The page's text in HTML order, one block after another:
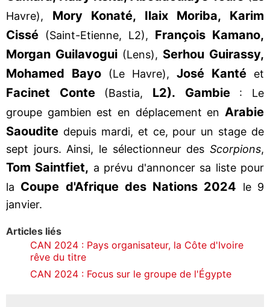
Havre), Mory Konaté, Ilaix Moriba, Karim
Cissé (Saint-Etienne, L2), François Kamano,
Morgan Guilavogui (Lens), Serhou Guirassy,
Mohamed Bayo (Le Havre), José Kanté et
Facinet Conte(Bastia, L2). Gambie: Le
groupe gambien est en déplacement en Arabie
Saoudite depuis mardi, et ce, pour un stage de
sept jours. Ainsi, le sélectionneur des Scorpions,
Tom Saintfiet, a prévu d'annoncer sa liste pour
la Coupe d'Afrique des Nations 2024 le 9
janvier.
Articles liés
CAN 2024 : Pays organisateur, la Côte d'Ivoire
rêve du titre
CAN 2024 : Focus sur le groupe de l'Égypte